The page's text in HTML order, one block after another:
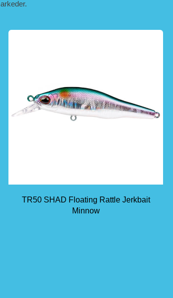
TR50 SHAD Floating Rattle Jerkbait
Minnow